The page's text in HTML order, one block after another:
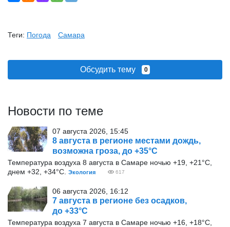
Теги: Погода Самара
Обсудить тему 0
Новости по теме
07 августа 2026, 15:45
8 августа в регионе местами дождь,
возможна гроза, до +35°С
Температура воздуха 8 августа в Самаре ночью +19, +21°С,
днем +32, +34°С.
Экология 617
06 августа 2026, 16:12
7 августа в регионе без осадков,
до +33°С
Температура воздуха 7 августа в Самаре ночью +16, +18°С,